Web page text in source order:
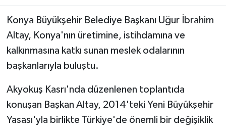
Konya Büyükşehir Belediye Başkanı Uğur İbrahim
Altay, Konya'nın üretimine, istihdamına ve
kalkınmasına katkı sunan meslek odalarının
başkanlarıyla buluştu.
Akyokuş Kasrı'nda düzenlenen toplantıda
konuşan Başkan Altay, 2014'teki Yeni Büyükşehir
Yasası'yla birlikte Türkiye'de önemli bir değişiklik